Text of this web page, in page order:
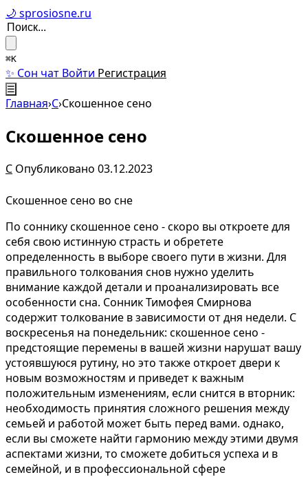
🌙 sprosiosne.ru
⌘K
✨ Сон чат Войти Регистрация
☰
Главная›С›Скошенное сено
Скошенное сено
С Опубликовано 03.12.2023
Скошенное сено во сне
По соннику скошенное сено - скоро вы откроете для
себя свою истинную страсть и обретете
определенность в выборе своего пути в жизни. Для
правильного толкования снов нужно уделить
внимание каждой детали и проанализировать все
особенности сна. Сонник Тимофея Смирнова
содержит толкование в зависимости от дня недели. С
воскресенья на понедельник: скошенное сено -
предстоящие перемены в вашей жизни нарушат вашу
устоявшуюся рутину, но это также откроет двери к
новым возможностям и приведет к важным
положительным изменениям, если снится в вторник:
необходимость принятия сложного решения между
семьей и работой может быть перед вами. однако,
если вы сможете найти гармонию между этими двумя
аспектами жизни, то сможете добиться успеха и в
семейной, и в профессиональной сфере